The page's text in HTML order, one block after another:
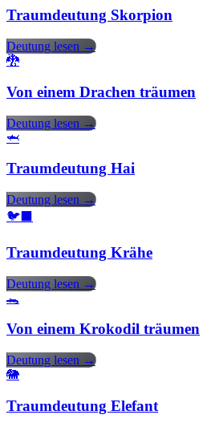
Traumdeutung Skorpion
Deutung lesen →
🐉
Von einem Drachen träumen
Deutung lesen →
🦈
Traumdeutung Hai
Deutung lesen →
🐦‍⬛
Traumdeutung Krähe
Deutung lesen →
🐊
Von einem Krokodil träumen
Deutung lesen →
🐘
Traumdeutung Elefant